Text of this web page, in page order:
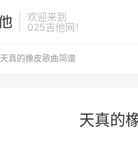
欢迎来到
025吉他网 ！
天真的橡皮歌曲简谱
天真的